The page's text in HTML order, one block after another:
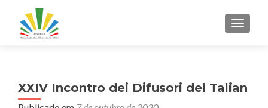
XXIV Incontro dei Difusori del Talian